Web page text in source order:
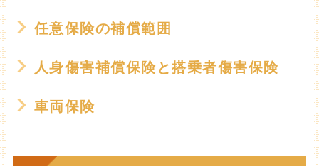
任意保険の補償範囲
人身傷害補償保険と搭乗者傷害保険
車両保険